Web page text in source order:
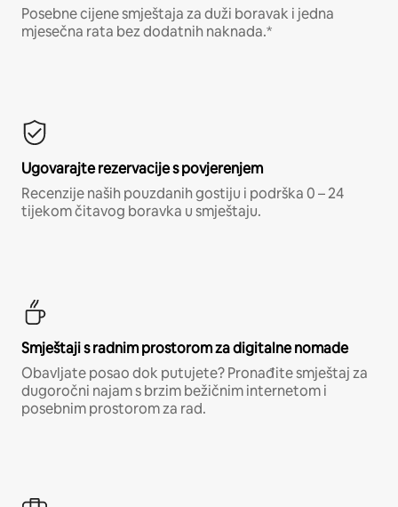
Posebne cijene smještaja za duži boravak i jedna
mjesečna rata bez dodatnih naknada.*
Ugovarajte rezervacije s povjerenjem
Recenzije naših pouzdanih gostiju i podrška 0 – 24
tijekom čitavog boravka u smještaju.
Smještaji s radnim prostorom za digitalne nomade
Obavljate posao dok putujete? Pronađite smještaj za
dugoročni najam s brzim bežičnim internetom i
posebnim prostorom za rad.